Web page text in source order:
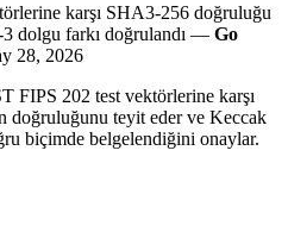
karşı SHA3-256 doğruluğu
dolgu farkı doğrulandı — Go
28, 2026
FIPS 202 test vektörlerine karşı
doğruluğunu teyit eder ve Keccak
biçimde belgelendiğini onaylar.